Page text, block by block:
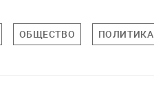
ОБЩЕСТВО ПОЛИТИКА